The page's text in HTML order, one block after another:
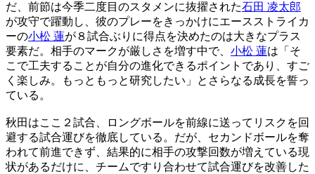
だ、前節は今季二度目のスタメンに抜擢された石田 凌太郎
が攻守で躍動し、彼のプレーをきっかけにエースストライカ
ーの小松 蓮が８試合ぶりに得点を決めたのは大きなプラス
要素だ。相手のマークが厳しさを増す中で、 小松 蓮は「そ
こで工夫することが自分の進化できるポイントであり、すご
く楽しみ。もっともっと研究したい」とさらなる成長を誓っ
ている。
秋田はここ２試合、ロングボールを前線に送ってリスクを回
避する試合運びを徹底している。だが、セカンドボールを奪
われて前進できず、結果的に相手の攻撃回数が増えている現
状があるだけに、チームですり合わせて試合運びを改善した